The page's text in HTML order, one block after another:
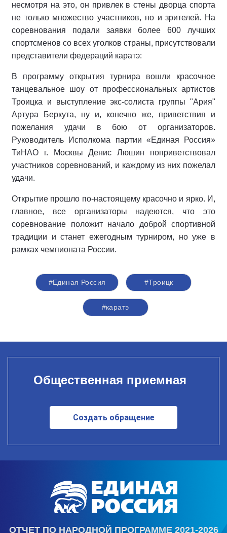
несмотря на это, он привлек в стены дворца спорта
не только множество участников, но и зрителей. На
соревнования подали заявки более 600 лучших
спортсменов со всех уголков страны, присутствовали
представители федераций каратэ:
В программу открытия турнира вошли красочное
танцевальное шоу от профессиональных артистов
Троицка и выступление экс-солиста группы "Ария"
Артура Беркута, ну и, конечно же, приветствия и
пожелания удачи в бою от организаторов.
Руководитель Исполкома партии «Единая Россия»
ТиНАО г. Москвы Денис Люшин поприветствовал
участников соревнований, и каждому из них пожелал
удачи.
Открытие прошло по-настоящему красочно и ярко. И,
главное, все организаторы надеются, что это
соревнование положит начало доброй спортивной
традиции и станет ежегодным турниром, но уже в
рамках чемпионата России.
#Единая Россия #Троицк
#каратэ
Общественная приемная
Создать обращение
ОТЧЕТ ПО НАРОДНОЙ ПРОГРАММЕ 2021-2026